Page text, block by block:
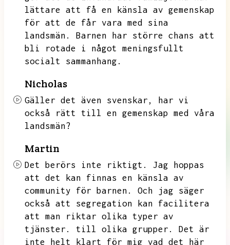
lättare att få en känsla av gemenskap
för att de får vara med sina
landsmän.
Barnen har större chans att
bli rotade i något meningsfullt
socialt sammanhang.
Nicholas
Gäller det även svenskar,
har vi
också rätt till en gemenskap med våra
landsmän?
Martin
Det berörs inte riktigt.
Jag hoppas
att det kan finnas en känsla av
community för barnen.
Och jag säger
också att segregation kan facilitera
att man riktar olika typer av
tjänster.
till olika grupper.
Det är
inte helt klart för mig vad det här